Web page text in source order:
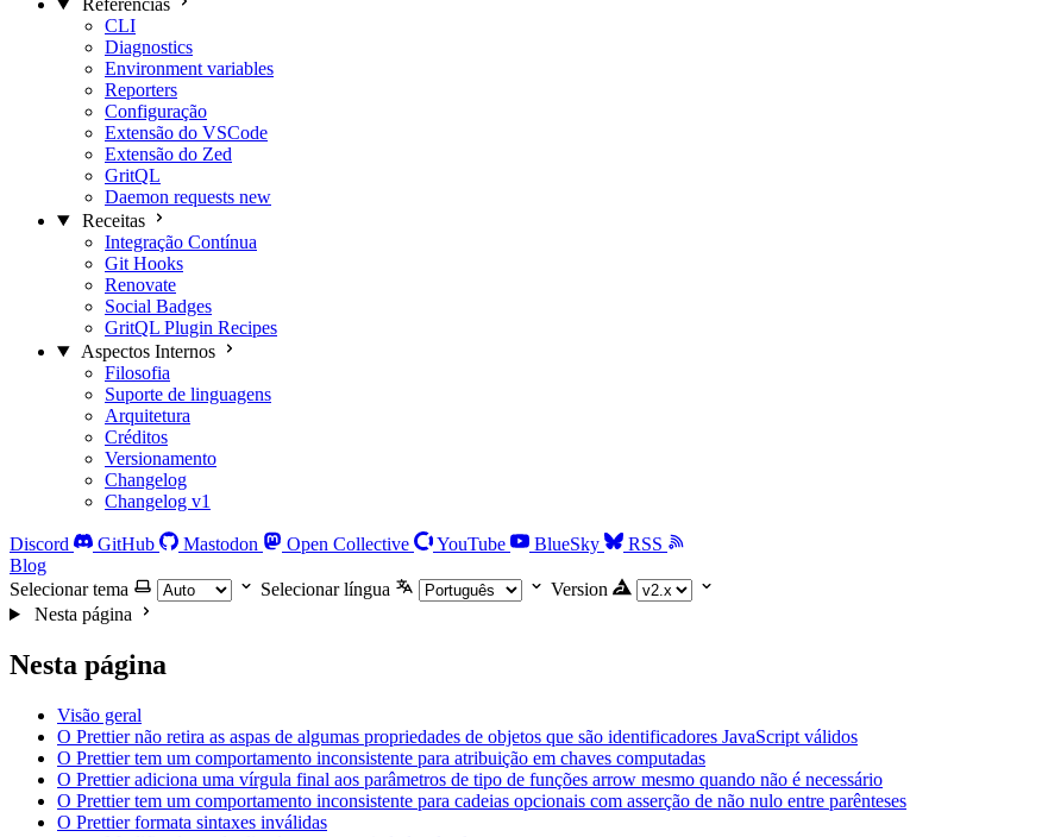
Referências
CLI
Diagnostics
Environment variables
Reporters
Configuração
Extensão do VSCode
Extensão do Zed
GritQL
Daemon requests new
Receitas
Integração Contínua
Git Hooks
Renovate
Social Badges
GritQL Plugin Recipes
Aspectos Internos
Filosofia
Suporte de linguagens
Arquitetura
Créditos
Versionamento
Changelog
Changelog v1
Discord GitHub Mastodon Open Collective YouTube BlueSky
RSS
Blog
Selecionar tema
Selecionar língua
Version
Nesta página
Nesta página
Visão geral
O Prettier não retira as aspas de algumas propriedades de objetos que são identificadores JavaScript válidos
O Prettier tem um comportamento inconsistente para atribuição em chaves computadas
O Prettier adiciona uma vírgula final aos parâmetros de tipo de funções arrow mesmo quando não é necessário
O Prettier tem um comportamento inconsistente para cadeias opcionais com asserção de não nulo entre parênteses
O Prettier formata sintaxes inválidas